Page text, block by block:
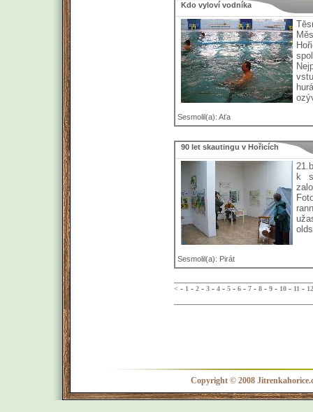
Kdo vyloví vodníka
Sesmolil(a): Aťa
90 let skautingu v Hořicích
k
Sesmolil(a): Pirát
< - 1 - 2 - 3 - 4 - 5 - 6 - 7 - 8 - 9 - 10 - 11 - 12
Copyright © 2008